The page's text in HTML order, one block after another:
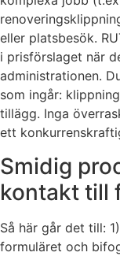
eller platsbesök.
i prisförslaget när
administrationen.
som ingår:
tillägg. Inga
ett
Smidig
kontakt till
Så här går det till:
formuläret och